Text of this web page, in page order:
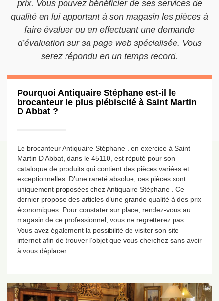
prix. Vous pouvez bénéficier de ses services de
qualité en lui apportant à son magasin les pièces à
faire évaluer ou en effectuant une demande
d’évaluation sur sa page web spécialisée. Vous
serez répondu en un temps record.
Pourquoi Antiquaire Stéphane est-il le
brocanteur le plus plébiscité à Saint Martin
D Abbat ?
Le brocanteur Antiquaire Stéphane , en exercice à Saint
Martin D Abbat, dans le 45110, est réputé pour son
catalogue de produits qui contient des pièces variées et
exceptionnelles. D’une rareté absolue, ces pièces sont
uniquement proposées chez Antiquaire Stéphane . Ce
dernier propose des articles d’une grande qualité à des prix
économiques. Pour constater sur place, rendez-vous au
magasin de ce professionnel, vous ne regretterez pas.
Vous avez également la possibilité de visiter son site
internet afin de trouver l’objet que vous cherchez sans avoir
à vous déplacer.